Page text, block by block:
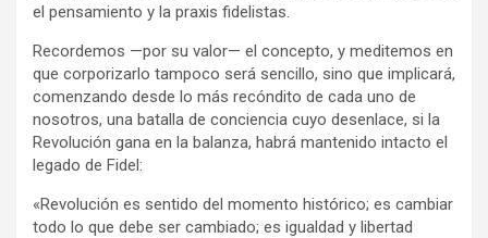
el pensamiento y la praxis fidelistas.
Recordemos —por su valor— el concepto, y meditemos en
que corporizarlo tampoco será sencillo, sino que implicará,
comenzando desde lo más recóndito de cada uno de
nosotros, una batalla de conciencia cuyo desenlace, si la
Revolución gana en la balanza, habrá mantenido intacto el
legado de Fidel:
«Revolución es sentido del momento histórico; es cambiar
todo lo que debe ser cambiado; es igualdad y libertad